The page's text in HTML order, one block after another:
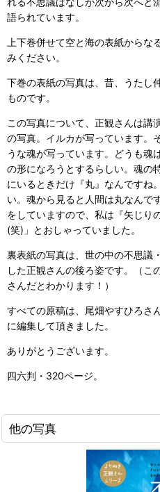
語られています。
上下巻併せて空と海の表紙からな
みください。
下巻の表紙の写真は、昔、うたし
ものです。
この写真について、正観さんは講
の写真。イルカが写っています。
うな魂が写っています。どうも魂
の形になろうとするらしい。魂の
にいるときだけ『丸』なんですね
い。魂から見ると人間は丸なんで
をしていますので、私は『矢じり
(笑)」とおしゃっていました。
裏表紙の写真は、世の中の不思議
した正観さんの後ろ姿です。（こ
さんだとわかります！）
すべての原稿は、尾畑やすひろさ
に編集して頂きました。
ありがとうございます。
四六判・320ページ。
他の写真